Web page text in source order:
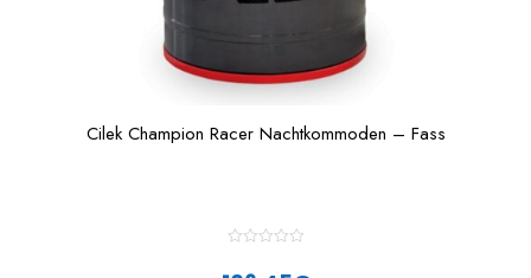
Cilek Champion Racer Nachtkommoden – Fass